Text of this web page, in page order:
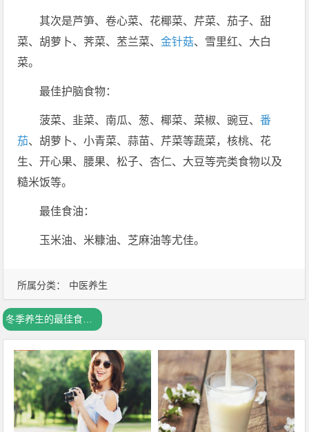
所属分类： 中医养生
其次是芦笋、卷心菜、花椰菜、芹菜、茄子、甜
菜、胡萝卜、荠菜、苤兰菜、金针菇、雪里红、大白
菜。
最佳护脑食物：
菠菜、韭菜、南瓜、葱、椰菜、菜椒、豌豆、番
茄、胡萝卜、小青菜、蒜苗、芹菜等蔬菜，核桃、花
生、开心果、腰果、松子、杏仁、大豆等壳类食物以及
糙米饭等。
最佳食油：
玉米油、米糠油、芝麻油等尤佳。